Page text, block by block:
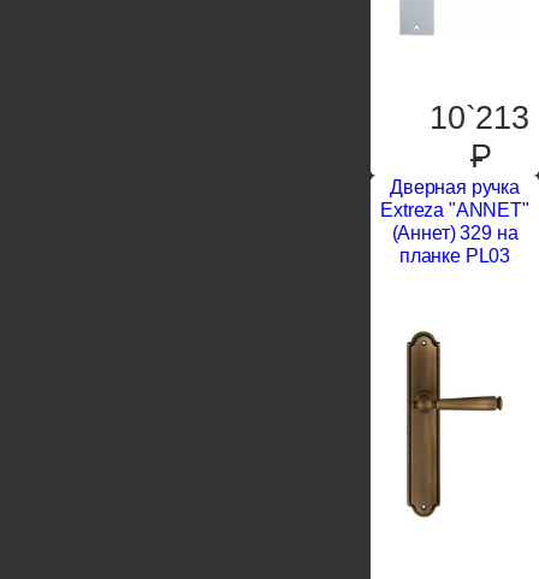
10`213
P
Дверная ручка
Extreza "ANNET"
(Аннет) 329 на
планке PL03